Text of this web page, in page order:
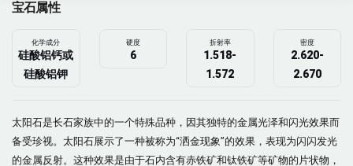
宝石属性
化学成分
硅酸铝钙或
硅酸铝钾
硬度
6
折射率
1.518-
1.572
密度
2.620-
2.670
太阳石是长石家族中的一个特殊品种，因其独特的金属光泽和闪光效果而
备受珍视。太阳石展示了一种被称为“洒金现象”的效果，表现为闪闪发光
的金属反射。这种效果是由于石内含有赤铁矿和钛铁矿等矿物的片状物，